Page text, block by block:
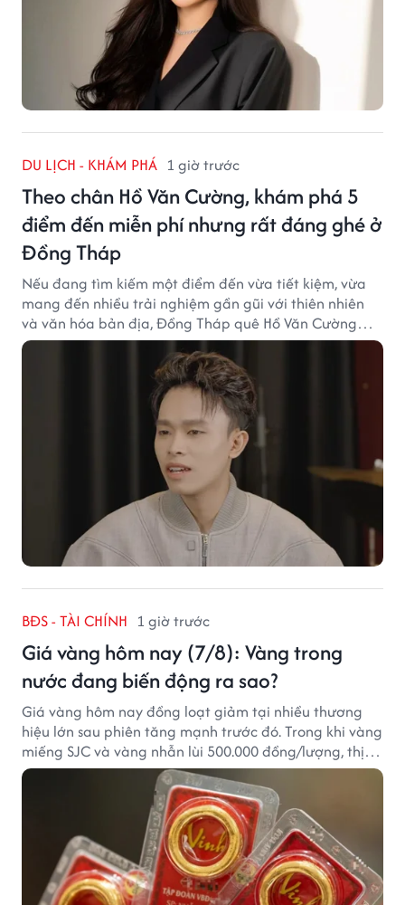
DU LỊCH - KHÁM PHÁ 1 giờ trước
Theo chân Hồ Văn Cường, khám phá 5
điểm đến miễn phí nhưng rất đáng ghé ở
Đồng Tháp
Nếu đang tìm kiếm một điểm đến vừa tiết kiệm, vừa
mang đến nhiều trải nghiệm gần gũi với thiên nhiên
và văn hóa bản địa, Đồng Tháp quê Hồ Văn Cường
chắc chắn là lựa chọn đáng cân nhắc.
BĐS - TÀI CHÍNH 1 giờ trước
Giá vàng hôm nay (7/8): Vàng trong
nước đang biến động ra sao?
Giá vàng hôm nay đồng loạt giảm tại nhiều thương
hiệu lớn sau phiên tăng mạnh trước đó. Trong khi vàng
miếng SJC và vàng nhẫn lùi 500.000 đồng/lượng, thị
trường vẫn duy trì mặt bằng giá cao, với sự chênh
lệch đáng kể giữa các doanh nghiệp.